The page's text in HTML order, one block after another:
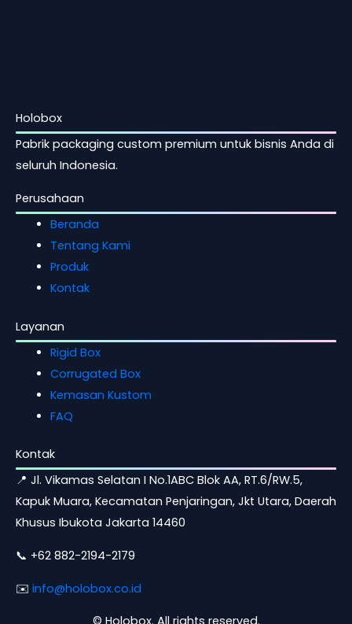
Holobox
Pabrik packaging custom premium untuk bisnis Anda di
seluruh Indonesia.
Perusahaan
Beranda
Tentang Kami
Produk
Kontak
Layanan
Rigid Box
Corrugated Box
Kemasan Kustom
FAQ
Kontak
📍 Jl. Vikamas Selatan I No.1ABC Blok AA, RT.6/RW.5,
Kapuk Muara, Kecamatan Penjaringan, Jkt Utara, Daerah
Khusus Ibukota Jakarta 14460
📞 +62 882-2194-2179
✉️ info@holobox.co.id